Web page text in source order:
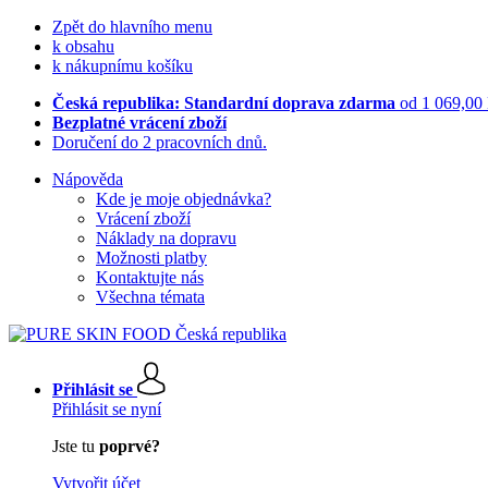
Zpět do hlavního menu
k obsahu
k nákupnímu košíku
Česká republika: Standardní doprava zdarma od 1 069,00
Bezplatné vrácení zboží
Doručení do 2 pracovních dnů.
Nápověda
Kde je moje objednávka?
Vrácení zboží
Náklady na dopravu
Možnosti platby
Kontaktujte nás
Všechna témata
Přihlásit se
Přihlásit se nyní
Jste tu poprvé?
Vytvořit účet